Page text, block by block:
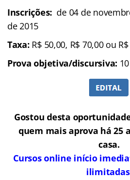
Inscrições: de 04 de
de 2015
Taxa: R$ 50,00, R$ 70,00 ou
Prova objetiva/discursiva:
Gostou desta
quem mais aprova há 25
casa.
Cursos online início